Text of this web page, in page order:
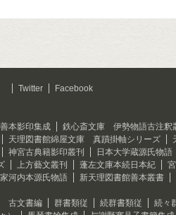
Twitter
Facebook
本影印集成
鉄心斎文庫 伊勢物語古注釈
天理図書館綿屋文庫 真蹟掛軸シリーズ
神宮古典籍影印叢刊
日本大学蔵源氏物語
上方藝文叢刊 蓬左文庫本続日本紀
河内本源氏物語
新天理図書館善本叢書
古文書編 群書類従 続群書類従
続々